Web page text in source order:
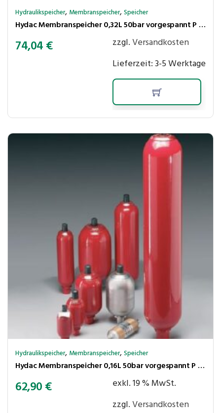
Hydraulikspeicher, Membranspeicher,Speicher
Hydac Membranspeicher 0,32L 50bar vorgespannt P max. 210 bar,Ölanschluss G1/2″ Innengew.
74,04€ zzgl.Versandkosten
Lieferzeit:3-5 Werktage
Hydraulikspeicher, Membranspeicher,Speicher
Hydac Membranspeicher 0,16L 50bar vorgespannt P max. 210 bar,Ölanschluss G1/2″ Innengew.
62,90€
exkl. 19 % MwSt.
zzgl.Versandkosten